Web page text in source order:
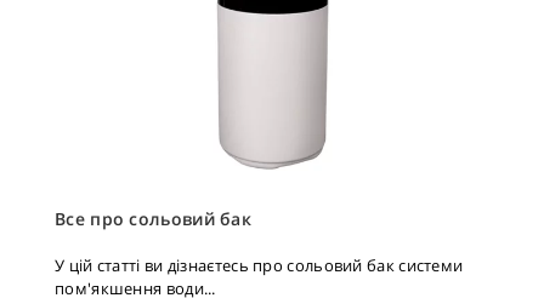
Все про сольовий бак
У цій статті ви дізнаєтесь про сольовий бак системи
пом'якшення води...